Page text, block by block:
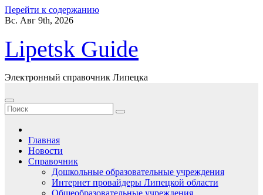
Перейти к содержанию
Вс. Авг 9th, 2026
Lipetsk Guide
Электронный справочник Липецка
Главная
Новости
Справочник
Дошкольные образовательные учреждения
Интернет провайдеры Липецкой области
Общеобразовательные учреждения